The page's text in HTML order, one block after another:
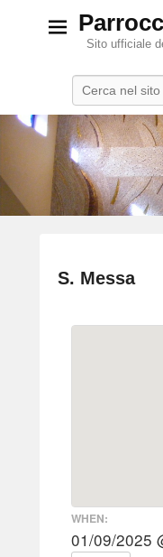
Sito ufficiale
S. Messa
WHEN:
01/09/2025